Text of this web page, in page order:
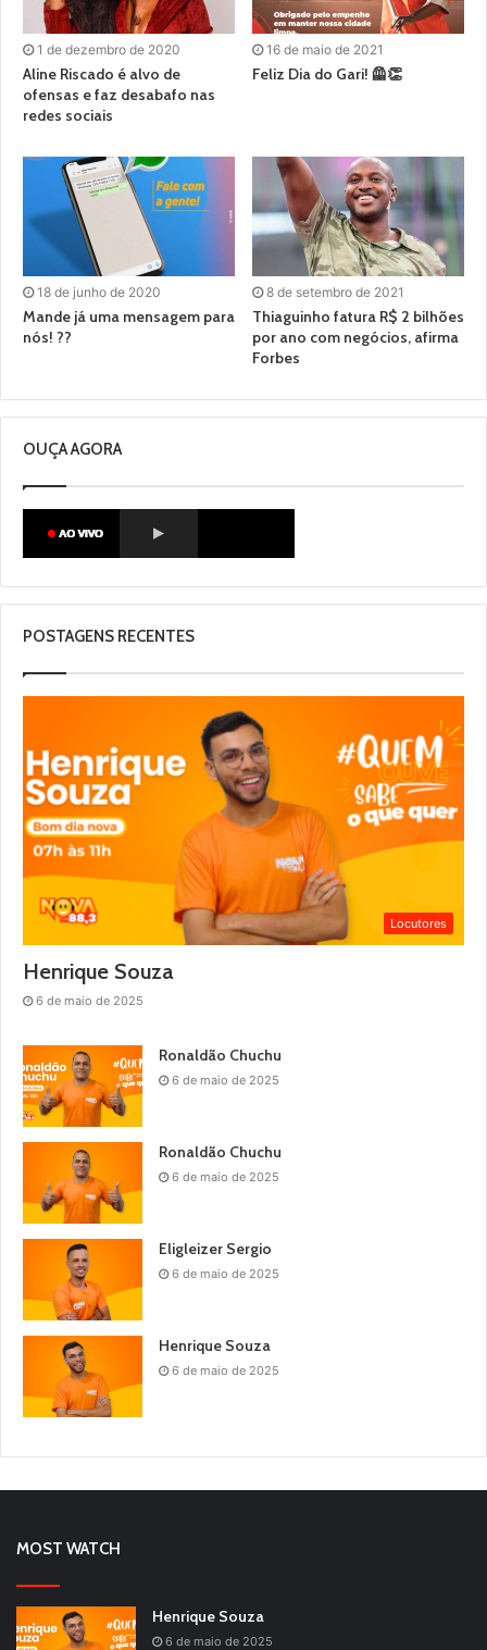
1 de dezembro de 2020
Aline Riscado é alvo de
ofensas e faz desabafo nas
redes sociais
16 de maio de 2021
Feliz Dia do Gari! 🦺👏
18 de junho de 2020
Mande já uma mensagem para
nós! ??
8 de setembro de 2021
Thiaguinho fatura R$ 2 bilhões
por ano com negócios, afirma
Forbes
OUÇA AGORA
POSTAGENS RECENTES
Locutores
Henrique Souza
6 de maio de 2025
Ronaldão Chuchu
6 de maio de 2025
Ronaldão Chuchu
6 de maio de 2025
Eligleizer Sergio
6 de maio de 2025
Henrique Souza
6 de maio de 2025
MOST WATCH
Henrique Souza
6 de maio de 2025